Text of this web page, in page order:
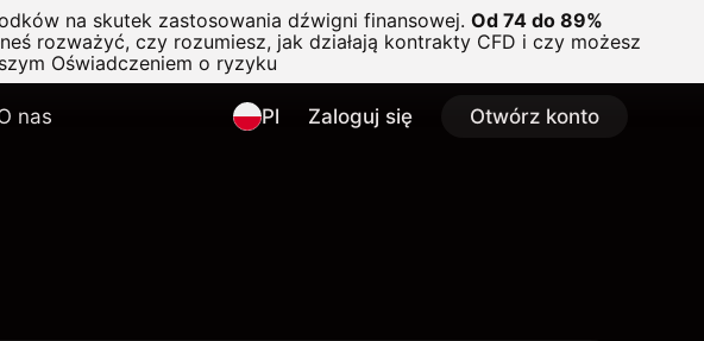
na skutek zastosowania dźwigni finansowej. Od 74 do 89%
rozważyć, czy rozumiesz, jak działają kontrakty CFD i czy możesz
Oświadczeniem o ryzyku
nas Pl Zaloguj się Otwórz konto